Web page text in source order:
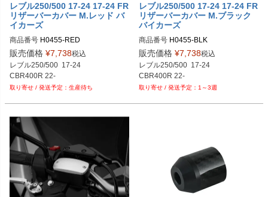
レブル250/500 17-24 17-24 FR
リザーバーカバー M.レッド バ
イカーズ
商品番号 H0455-RED
プロト品番：BK-H0455-RED
販売価格 ¥7,738税込
レブル250/500  17-24
生産待ち
レブル250/500 17-24 17-24 FR
リザーバーカバー M.ブラック
バイカーズ
商品番号 H0455-BLK
プロト品番：BK-H0455-BLK
販売価格 ¥7,738税込
レブル250/500  17-24
1～3週